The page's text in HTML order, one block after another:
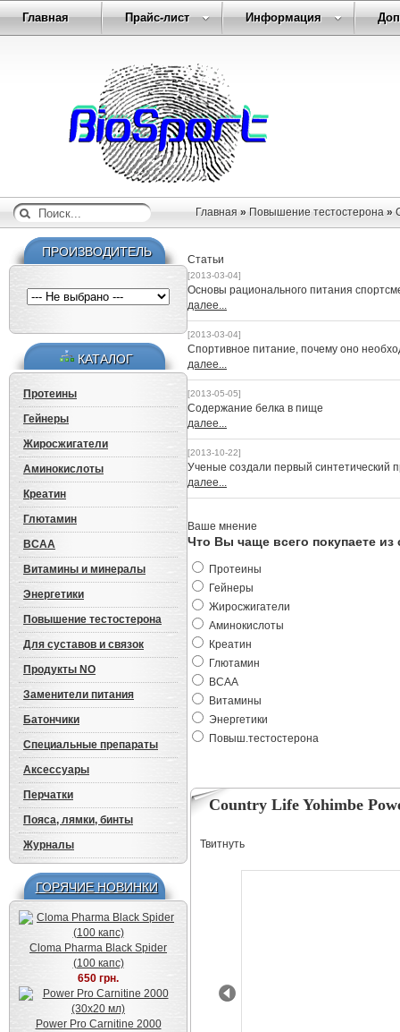
Главная Прайс-лист Информация
Главная » Повышение тестостерона »
ПРОИЗВОДИТЕЛЬ
КАТАЛОГ
Протеины
Гейнеры
Жиросжигатели
Аминокислоты
Креатин
Глютамин
BCAA
Витамины и минералы
Энергетики
Повышение тестостерона
Для суставов и связок
Продукты NO
Заменители питания
Батончики
Специальные препараты
Аксессуары
Перчатки
Пояса, лямки, бинты
Журналы
ГОРЯЧИЕ НОВИНКИ
Cloma Pharma Black Spider
(100 капс)
650 грн.
Power Pro Carnitine 2000
Статьи
[2013-03-04]
Основы рационального питания
далее...
[2013-03-04]
Спортивное питание, почему оно
далее...
[2013-05-05]
Cодержание белка в пище
далее...
[2013-10-22]
Ученые создали первый синтетический
далее...
Ваше мнение
Что Вы чаще всего покупаете из
Протеины
Гейнеры
Жиросжигатели
Аминокислоты
Креатин
Глютамин
BCAA
Витамины
Энергетики
Повыш.тестостерона
Country Life Yohimbe
Твитнуть